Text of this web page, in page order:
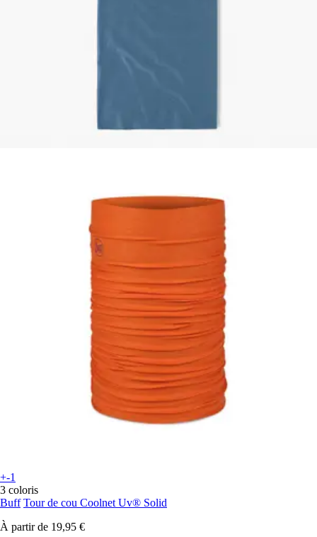
+-1
3 coloris
Buff Tour de cou Coolnet Uv® Solid
À partir de 19,95 €